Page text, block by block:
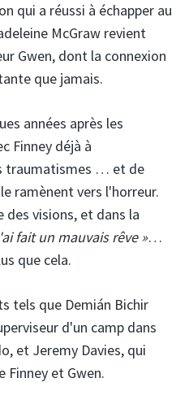
qui a réussi à échapper au
McGraw revient
Gwen, dont la connexion
que jamais.
années après les
Finney déjà à
traumatismes … et de
ramènent vers l'horreur.
des visions, et dans la
fait un mauvais rêve »…
que cela.
tels que Demián Bichir
d'un camp dans
et Jeremy Davies, qui
Finney et Gwen.